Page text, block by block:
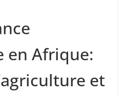
en Afrique:
et